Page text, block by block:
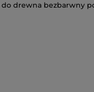
drewna bezbarwny